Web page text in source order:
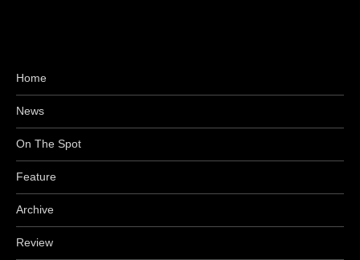
Home
News
On The Spot
Feature
Archive
Review